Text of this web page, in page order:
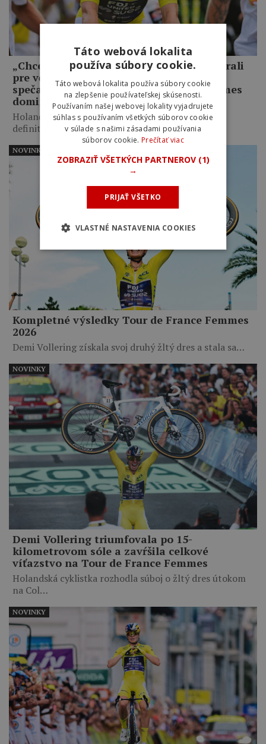
„Chcela som jasne ukázať, že sme nevyhrali
pre včerajší incident.“ Demi Vollering
spečatila víťazstvo Tour de France Femmes
dominantným sólom
Holanďanka ovládla záverečné dve etapy v Nice a
definitívne potvrdila,…
Kompletné výsledky Tour de France Femmes
2026
Demi Vollering získala svoj druhý žltý dres a stala sa…
NOVINKY
Demi Vollering triumfovala po 15-
kilometrovom sóle a zavŕšila celkové
víťazstvo na Tour de France Femmes
Holandská cyklistka rozhodla súboj o žltý dres útokom
na Col…
NOVINKY
NOVINKY
Táto webová lokalita
používa súbory cookie.
Táto webová lokalita používa súbory cookie
na zlepšenie používateľskej skúsenosti.
Používaním našej webovej lokality vyjadrujete
súhlas s používaním všetkých súborov cookie
v súlade s našimi zásadami používania
súborov cookie. Prečítať viac
ZOBRAZIŤ VŠETKÝCH PARTNEROV (1)
→
PRIJAŤ VŠETKO
VLASTNÉ NASTAVENIA COOKIES